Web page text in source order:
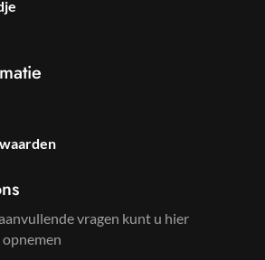
vragen kunt u hier